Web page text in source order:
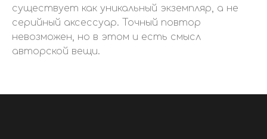
существует как уникальный экземпляр, а не
серийный аксессуар. Точный повтор
невозможен, но в этом и есть смысл
авторской вещи.